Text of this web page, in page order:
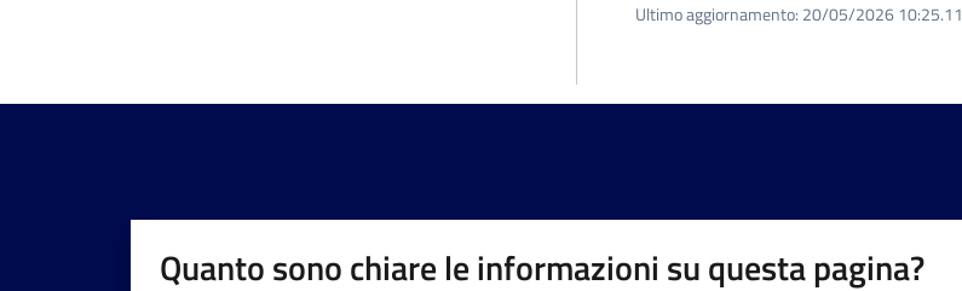
Ultimo aggiornamento: 20/05/2026 10:25.11
Quanto sono chiare le informazioni su questa pagina?